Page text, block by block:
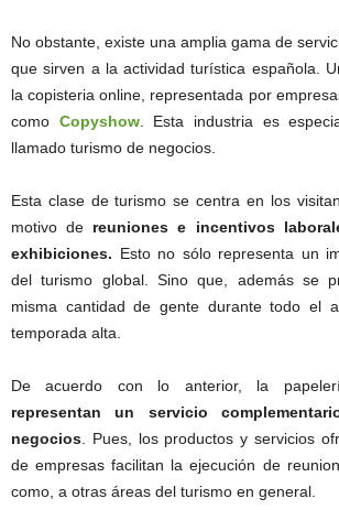
No obstante, existe una amplia gama de
que sirven a la actividad turística española.
la copisteria online, representada por
como Copyshow. Esta industria es
llamado turismo de negocios.
Esta clase de turismo se centra en los
motivo de reuniones e incentivos
exhibiciones. Esto no sólo representa un
del turismo global. Sino que, además se
misma cantidad de gente durante todo el
temporada alta.
De acuerdo con lo anterior, la
representan un servicio
negocios . Pues, los productos y servicios
de empresas facilitan la ejecución de
como, a otras áreas del turismo en general.